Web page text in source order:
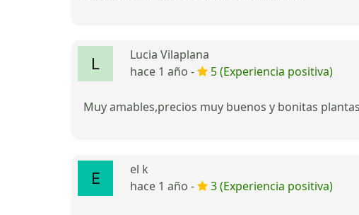
Lucia Vilaplana
hace 1 año -
5 (Experiencia positiva)
Muy amables,precios muy buenos y bonitas
el k
hace 1 año -
3 (Experiencia positiva)